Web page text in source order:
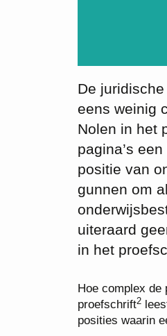
De
eens weinig
Nolen in het
pagina’s
positie van
gunnen om
uiteraard
in het
Hoe complex de
proefschrift2
posities waarin